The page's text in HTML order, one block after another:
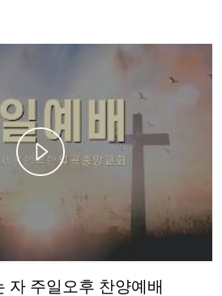
자 주일오후 찬양예배